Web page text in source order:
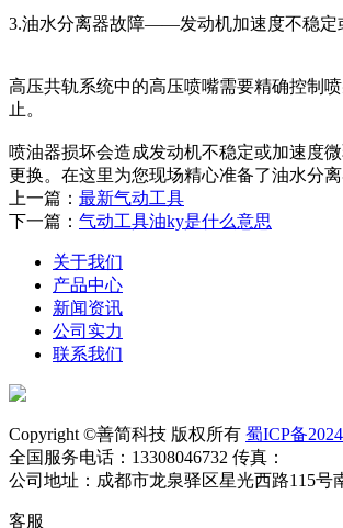
3.油水分离器故障——发动机加速度不稳定
高压共轨系统中的高压喷嘴需要精确控制
止。
喷油器损坏会造成发动机不稳定或加速度
更换。在这里为您现场精心准备了油水分离
上一篇： 最新气动工具
下一篇： 气动工具油ky是什么意思
关于我们
产品中心
新闻资讯
公司实力
联系我们
Copyright ©善简科技 版权所有 蜀ICP备
全国服务电话：13308046732 传真：
公司地址：成都市龙泉驿区星光西路115号
客服